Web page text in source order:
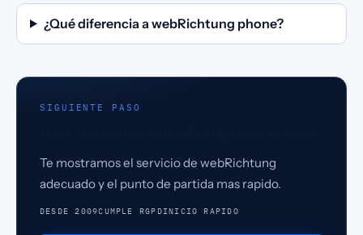
¿Qué diferencia a webRichtung phone?
SIGUIENTE PASO
Te mostramos el servicio de webRichtung
adecuado y el punto de partida mas rapido.
DESDE 2009CUMPLE RGPDINICIO RAPIDO